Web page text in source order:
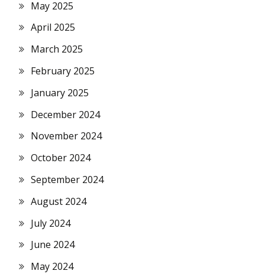
May 2025
April 2025
March 2025
February 2025
January 2025
December 2024
November 2024
October 2024
September 2024
August 2024
July 2024
June 2024
May 2024